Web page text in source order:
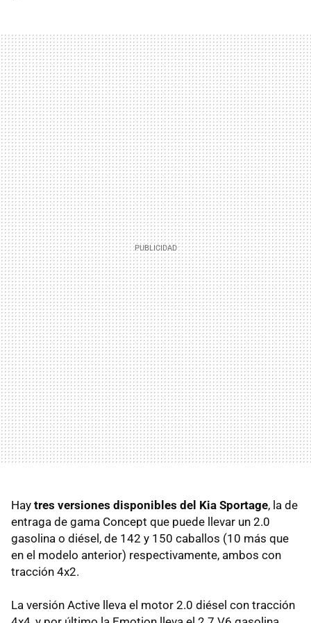
Hay tres versiones disponibles del Kia Sportage, la de
entraga de gama Concept que puede llevar un 2.0
gasolina o diésel, de 142 y 150 caballos (10 más que
en el modelo anterior) respectivamente, ambos con
tracción 4x2.
La versión Active lleva el motor 2.0 diésel con tracción